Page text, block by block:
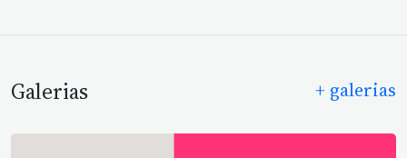
Galerias + galerias